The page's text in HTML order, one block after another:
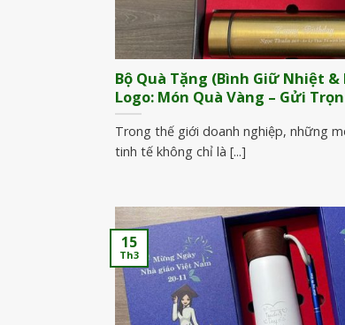
Bộ Quà Tặng (Bình Giữ Nhiệt &
Logo: Món Quà Vàng – Gửi
Trong thế giới doanh nghiệp, những
tinh tế không chỉ là [...]
15
Th3